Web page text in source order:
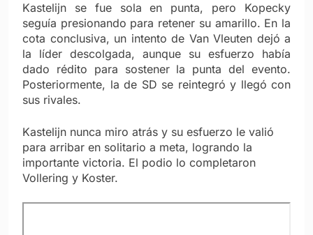
Kastelijn se fue sola en punta, pero Kopecky
seguía presionando para retener su amarillo. En la
cota conclusiva, un intento de Van Vleuten dejó a
la líder descolgada, aunque su esfuerzo había
dado rédito para sostener la punta del evento.
Posteriormente, la de SD se reintegró y llegó con
sus rivales.
Kastelijn nunca miro atrás y su esfuerzo le valió
para arribar en solitario a meta, logrando la
importante victoria. El podio lo completaron
Vollering y Koster.